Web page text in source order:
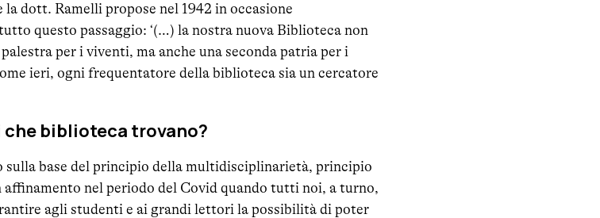
dott. Ramelli propose nel 1942 in occasione
questo passaggio: ‘(…) la nostra nuova Biblioteca non
per i viventi, ma anche una seconda patria per i
ieri, ogni frequentatore della biblioteca sia un cercatore
biblioteca trovano?
base del principio della multidisciplinarietà, principio
affinamento nel periodo del Covid quando tutti noi, a turno,
agli studenti e ai grandi lettori la possibilità di poter